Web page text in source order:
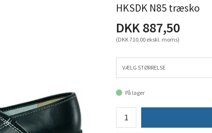
HKSDK N85 træsko
DKK 887,50
(DKK 710,00 ekskl. moms)
På lager